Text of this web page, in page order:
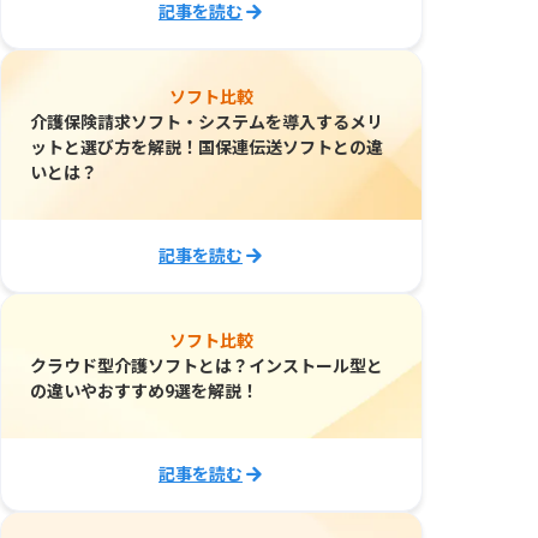
記事を読む
ソフト比較
介護保険請求ソフト・システムを導入するメリ
ットと選び方を解説！国保連伝送ソフトとの違
いとは？
記事を読む
ソフト比較
クラウド型介護ソフトとは？インストール型と
の違いやおすすめ9選を解説！
記事を読む